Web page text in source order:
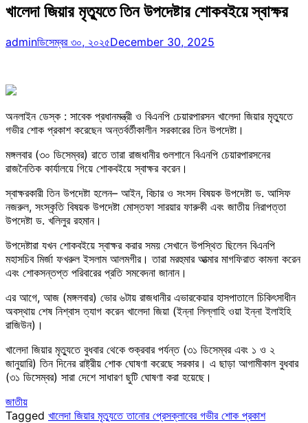
খালেদা জিয়ার মৃত্যুতে তিন উপদেষ্টার শোকবইয়ে স্বাক্ষর
adminডিসেম্বর ৩০, ২০২৫December 30, 2025
অনলাইন ডেস্ক : সাবেক প্রধানমন্ত্রী ও বিএনপি চেয়ারপারসন খালেদা জিয়ার মৃত্যুতে
গভীর শোক প্রকাশ করেছেন অন্তর্বর্তীকালীন সরকারের তিন উপদেষ্টা।
মঙ্গলবার (৩০ ডিসেম্বর) রাতে তারা রাজধানীর গুলশানে বিএনপি চেয়ারপারসনের
রাজনৈতিক কার্যালয়ে গিয়ে শোকবইয়ে স্বাক্ষর করেন।
স্বাক্ষরকারী তিন উপদেষ্টা হলেন– আইন, বিচার ও সংসদ বিষয়ক উপদেষ্টা ড. আসিফ
নজরুল, সংস্কৃতি বিষয়ক উপদেষ্টা মোস্তফা সারয়ার ফারুকী এবং জাতীয় নিরাপত্তা
উপদেষ্টা ড. খলিলুর রহমান।
উপদেষ্টারা যখন শোকবইয়ে স্বাক্ষর করার সময় সেখানে উপস্থিত ছিলেন বিএনপি
মহাসচিব মির্জা ফখরুল ইসলাম আলমগীর। তারা মরহুমার আত্মার মাগফিরাত কামনা করেন
এবং শোকসন্তপ্ত পরিবারের প্রতি সমবেদনা জানান।
এর আগে, আজ (মঙ্গলবার) ভোর ৬টায় রাজধানীর এভারকেয়ার হাসপাতালে চিকিৎসাধীন
অবস্থায় শেষ নিশ্বাস ত্যাগ করেন খালেদা জিয়া (ইন্না লিল্লাহি ওয়া ইন্না ইলাইহি
রাজিউন)।
খালেদা জিয়ার মৃত্যুতে বুধবার থেকে শুক্রবার পর্যন্ত (৩১ ডিসেম্বর এবং ১ ও ২
জানুয়ারি) তিন দিনের রাষ্ট্রীয় শোক ঘোষণা করেছে সরকার। এ ছাড়া আগামীকাল বুধবার
(৩১ ডিসেম্বর) সারা দেশে সাধারণ ছুটি ঘোষণা করা হয়েছে।
জাতীয়
Tagged খালেদা জিয়ার মৃত্যুতে তানোর প্রেসক্লাবের গভীর শোক প্রকাশ